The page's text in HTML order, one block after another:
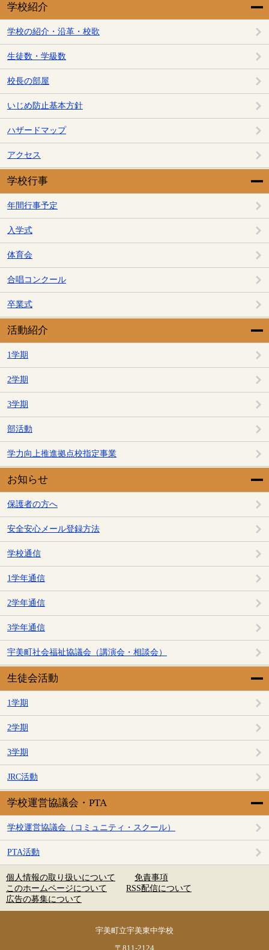
学校紹介
学校の紹介・沿革・校歌
生徒数・学級数
校長の部屋
いじめ防止基本方針
ハザードマップ
アクセス
学校行事
年間行事予定
入学式
体育会
合唱コンクール
卒業式
活動紹介
1学期
2学期
3学期
部活動
学力向上推進拠点校指定事業
お知らせ
保護者の方へ
安全安心メール登録方法
学校通信
1学年通信
2学年通信
3学年通信
宇美町社会福祉協議会（講演会・相談会）
生徒会活動
1学期
2学期
3学期
JRC活動
学校運営協議会・PTA
学校運営協議会（コミュニティ・スクール）
PTA活動
個人情報の取り扱いについて
免責事項
このホームページについて
RSS配信について
広告の募集について
宇美町立宇美東中学校
〒811-2124